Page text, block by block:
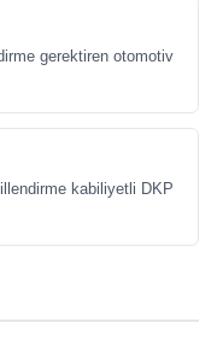
gerektiren otomotiv
kabiliyetli DKP